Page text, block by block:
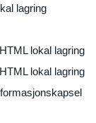
lagring
lokal lagring
lokal lagring